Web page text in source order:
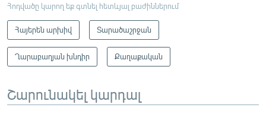
Հոդվածը կարող եք գտնել հետևյալ բաժիններում
Հայերեն արխիվ Տարածաշրջան
Ղարաբաղյան խնդիր Քաղաքական
Շարունակել կարդալ